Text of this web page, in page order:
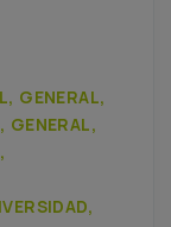
GENERAL,
GENERAL,